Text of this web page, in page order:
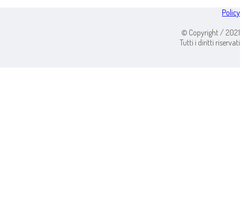
Policy
© Copyright / 2021
Tutti i diritti riservati